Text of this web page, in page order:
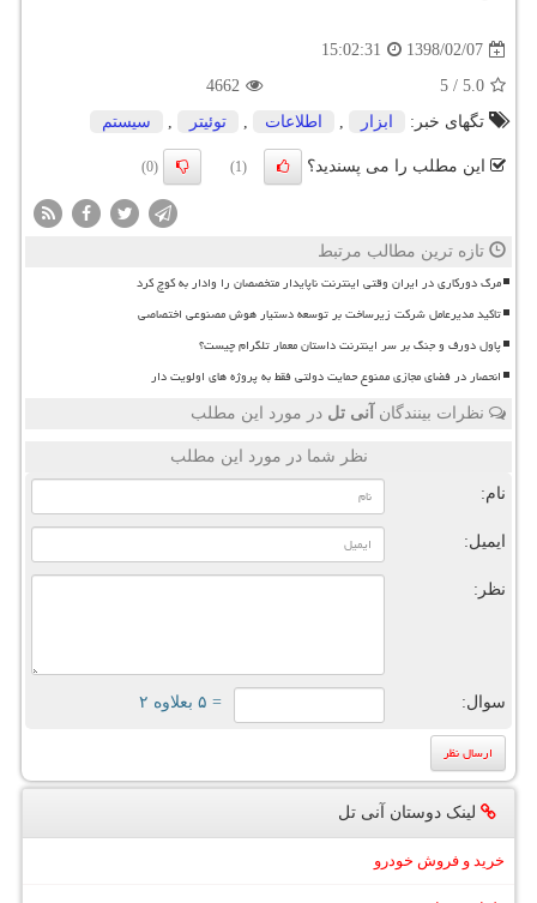
1398/02/07
15:02:31
5.0
/
5
4662
تگهای خبر:
ابزار , اطلاعات , توئیتر , سیستم
این مطلب را می پسندید؟ (1)
(0)
تازه ترین مطالب مرتبط
مرگ دورکاری در ایران وقتی اینترنت ناپایدار متخصصان را وادار به کوچ کرد
تاکید مدیرعامل شرکت زیرساخت بر توسعه دستیار هوش مصنوعی اختصاصی
پاول دورف و جنگ بر سر اینترنت داستان معمار تلگرام چیست؟
انحصار در فضای مجازی ممنوع حمایت دولتی فقط به پروژه های اولویت دار
نظرات بینندگان آنی تل در مورد این مطلب
نظر شما در مورد این مطلب
نام:
ایمیل:
نظر:
سوال: = ۵ بعلاوه ۲
لینک دوستان آنی تل
خرید و فروش خودرو